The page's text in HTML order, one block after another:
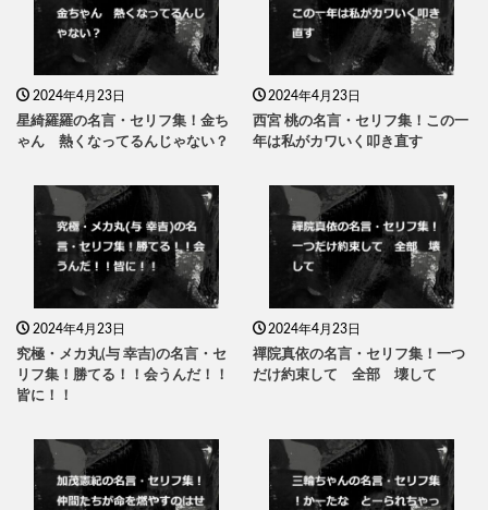
2024年4月23日
星綺羅羅の名言・セリフ集！金ち
ゃん 熱くなってるんじゃない？
2024年4月23日
西宮 桃の名言・セリフ集！この一
年は私がカワいく叩き直す
2024年4月23日
究極・メカ丸(与 幸吉)の名言・セ
リフ集！勝てる！！会うんだ！！
皆に！！
2024年4月23日
禪院真依の名言・セリフ集！一つ
だけ約束して 全部 壊して